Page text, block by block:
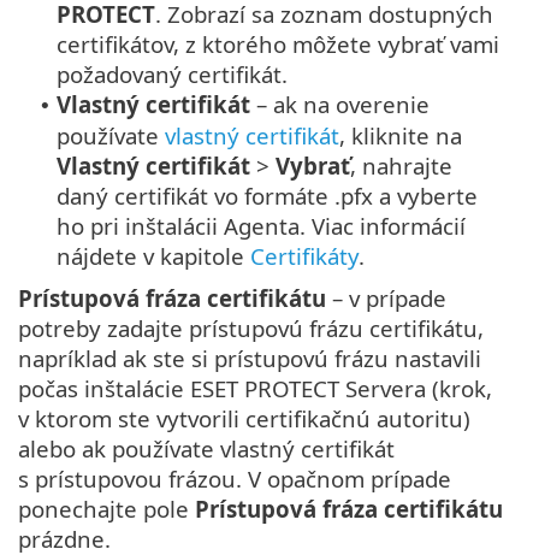
PROTECT. Zobrazí sa zoznam dostupných
certifikátov, z ktorého môžete vybrať vami
požadovaný certifikát.
• Vlastný certifikát – ak na overenie
používate vlastný certifikát, kliknite na
Vlastný certifikát > Vybrať, nahrajte
daný certifikát vo formáte .pfx a vyberte
ho pri inštalácii Agenta. Viac informácií
nájdete v kapitole Certifikáty.
Prístupová fráza certifikátu – v prípade
potreby zadajte prístupovú frázu certifikátu,
napríklad ak ste si prístupovú frázu nastavili
počas inštalácie ESET PROTECT Servera (krok,
v ktorom ste vytvorili certifikačnú autoritu)
alebo ak používate vlastný certifikát
s prístupovou frázou. V opačnom prípade
ponechajte pole Prístupová fráza certifikátu
prázdne.